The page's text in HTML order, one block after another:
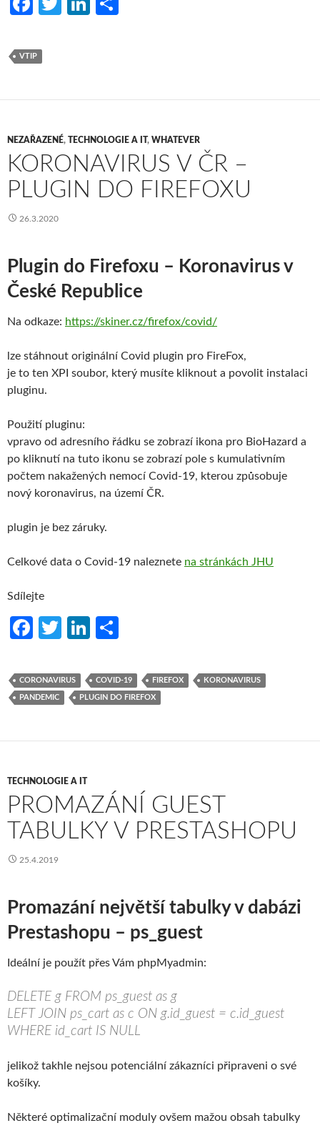
b
o
n
VTIP
NEZAŘAZENÉ, TECHNOLOGIE A IT, WHATEVER
KORONAVIRUS V ČR –
PLUGIN DO FIREFOXU
26.3.2020
Plugin do Firefoxu – Koronavirus v
České Republice
Na odkaze: https://skiner.cz/firefox/covid/
lze stáhnout originální Covid plugin pro FireFox,
je to ten XPI soubor, který musíte kliknout a povolit instalaci
pluginu.
Použití pluginu:
vpravo od adresního řádku se zobrazí ikona pro BioHazard a
po kliknutí na tuto ikonu se zobrazí pole s kumulativním
počtem nakažených nemocí Covid-19, kterou způsobuje
nový koronavirus, na území ČR.
plugin je bez záruky.
Celkové data o Covid-19 naleznete na stránkách JHU
Sdílejte
Fa
b
o
k
T
itt
er
Li
ke
dI
ar
e
CORONAVIRUS COVID-19 FIREFOX KORONAVIRUS
PANDEMIC PLUGIN DO FIREFOX
TECHNOLOGIE A IT
PROMAZÁNÍ GUEST
TABULKY V PRESTASHOPU
25.4.2019
Promazání největší tabulky v dabázi
Prestashopu – ps_guest
Ideální je použít přes Vám phpMyadmin:
DELETE g FROM ps_guest as g
LEFT JOIN ps_cart as c ON g.id_guest = c.id_guest
WHERE id_cart IS NULL
jelikož takhle nejsou potenciální zákazníci připraveni o své
košíky.
Některé optimalizační moduly ovšem mažou obsah tabulky